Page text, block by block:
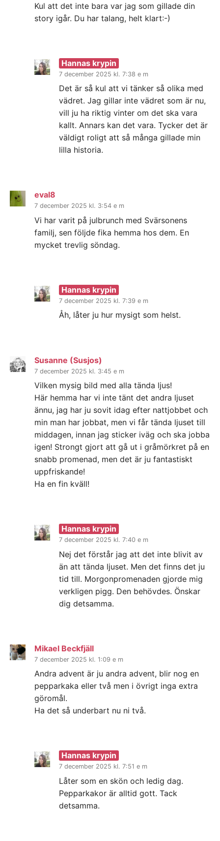
Kul att det inte bara var jag som gillade din
story igår. Du har talang, helt klart:-)
Hannas krypin
7 december 2025 kl. 7:38 e m
Det är så kul att vi tänker så olika med
vädret. Jag gillar inte vädret som är nu,
vill ju ha riktig vinter om det ska vara
kallt. Annars kan det vara. Tycker det är
väldigt roligt att så många gillade min
lilla historia.
eval8
7 december 2025 kl. 3:54 e m
Vi har varit på julbrunch med Svärsonens
familj, sen följde fika hemma hos dem. En
mycket trevlig söndag.
Hannas krypin
7 december 2025 kl. 7:39 e m
Åh, låter ju hur mysigt som helst.
Susanne (Susjos)
7 december 2025 kl. 3:45 e m
Vilken mysig bild med alla tända ljus!
Här hemma har vi inte tänt det andra ljuset
ännu, jag har ju sovit idag efter nattjobbet och
min man har jobbat, men vi får tända ljuset till
middagen, innan jag sticker iväg och ska jobba
igen! Strongt gjort att gå ut i gråmörkret på en
snabb promenad, men det är ju fantastiskt
uppfriskande!
Ha en fin kväll!
Hannas krypin
7 december 2025 kl. 7:40 e m
Nej det förstår jag att det inte blivit av
än att tända ljuset. Men det finns det ju
tid till. Morgonpromenaden gjorde mig
verkligen pigg. Den behövdes. Önskar
dig detsamma.
Mikael Beckfjäll
7 december 2025 kl. 1:09 e m
Andra advent är ju andra advent, blir nog en
pepparkaka eller två men i övrigt inga extra
göromål.
Ha det så underbart nu ni två.
Hannas krypin
7 december 2025 kl. 7:51 e m
Låter som en skön och ledig dag.
Pepparkakor är alltid gott. Tack
detsamma.